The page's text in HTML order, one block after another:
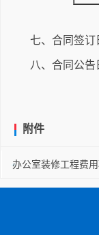
七、合同签订
八、合同公告
附件
办公室装修工程费